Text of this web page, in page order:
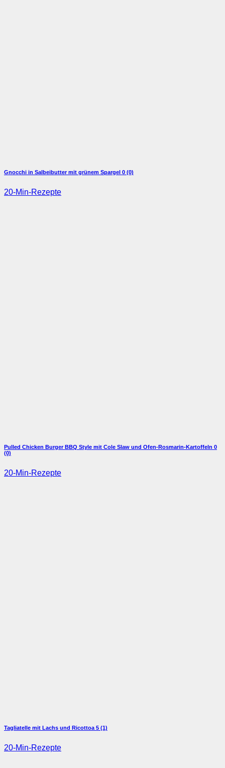
Gnocchi in Salbeibutter mit grünem Spargel 0 (0)
20-Min-Rezepte
Pulled Chicken Burger BBQ Style mit Cole Slaw und Ofen-Rosmarin-Kartoffeln 0
(0)
20-Min-Rezepte
Tagliatelle mit Lachs und Ricottoa 5 (1)
20-Min-Rezepte